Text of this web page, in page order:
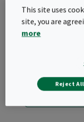
Bestil et tilbud
This site uses
site, you are
more
Reject All